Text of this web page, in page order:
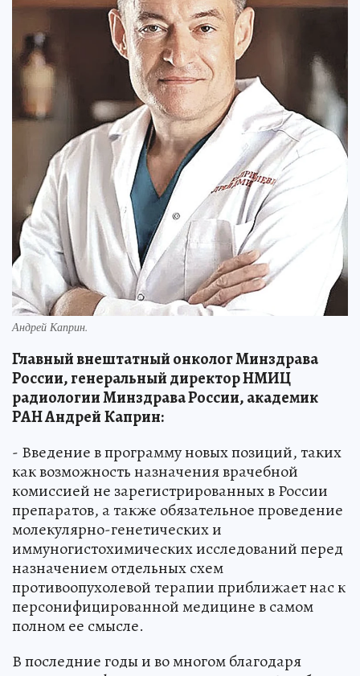
Андрей Каприн.
Главный внештатный онколог Минздрава
России, генеральный директор НМИЦ
радиологии Минздрава России, академик
РАН АндрейКаприн:
- Введение в программу новых позиций, таких
как возможность назначения врачебной
комиссией не зарегистрированных в России
препаратов, а также обязательное проведение
молекулярно-генетических и
иммуногистохимических исследований перед
назначением отдельных схем
противоопухолевой терапии приближает нас к
персонифицированной медицине в самом
полном ее смысле.
В последние годы и во многом благодаря